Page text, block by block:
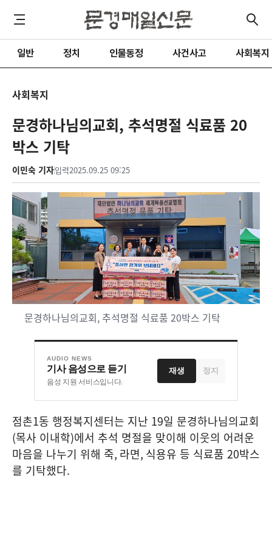
일반 정치 인물동정 사건사고 사회복지
사회복지
문경하나님의교회, 추석명절 식료품 20
박스 기탁
이민숙 기자입력2025.09.25 09:25
문경하나님의교회, 추석명절 식료품 20박스 기탁
AUDIO NEWS
기사 음성으로 듣기
음성 지원 서비스입니다.
재생 정지
점촌1동 행정복지센터는 지난 19일 문경하나님의교회
(목사 이내학)에서 추석 명절을 맞이해 이웃의 어려운
마음을 나누기 위해 죽, 라면, 식용유 등 식료품 20박스
를 기탁했다.